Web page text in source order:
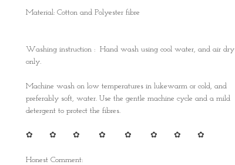
Material: Cotton and Polyester fibre
Washing instruction : Hand wash using cool water, and air dry
only.
Machine wash on low temperatures in lukewarm or cold, and
preferably soft, water. Use the gentle machine cycle and a mild
detergent to protect the fibres.
✿ ✿ ✿ ✿ ✿ ✿ ✿ ✿
Honest Comment: